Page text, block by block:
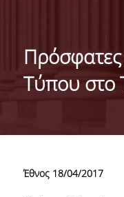
Τύπου στο
Έθνος 18/04/2017